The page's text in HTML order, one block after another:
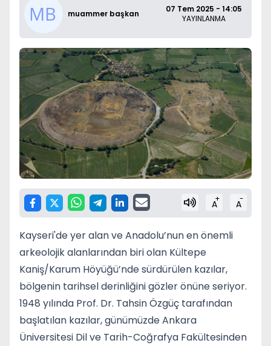
muammer başkan
07 Tem 2025 - 14:05
YAYINLANMA
A+ A-
Kayseri'de yer alan ve Anadolu’nun en önemli
arkeolojik alanlarından biri olan Kültepe
Kaniş/Karum Höyüğü’nde sürdürülen kazılar,
bölgenin tarihsel derinliğini gözler önüne seriyor.
1948 yılında Prof. Dr. Tahsin Özgüç tarafından
başlatılan kazılar, günümüzde Ankara
Üniversitesi Dil ve Tarih-Coğrafya Fakültesinden